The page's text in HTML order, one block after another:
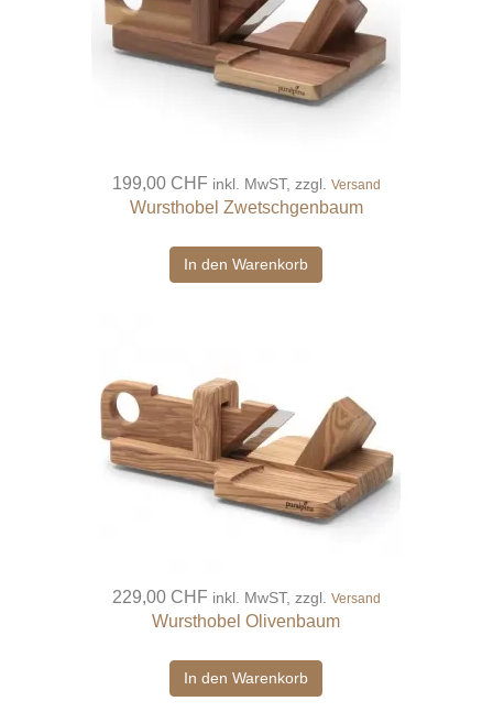
199,00 CHF inkl. MwST, zzgl. Versand
Wursthobel Zwetschgenbaum
In den Warenkorb
229,00 CHF inkl. MwST, zzgl. Versand
Wursthobel Olivenbaum
In den Warenkorb